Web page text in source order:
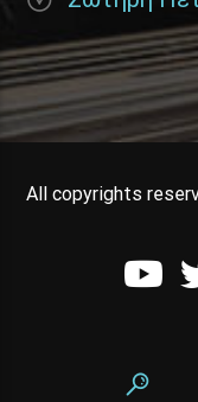
All copyrights